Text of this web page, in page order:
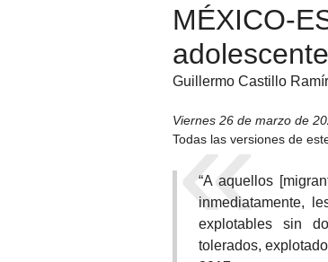
MÉXICO-
Guillermo Castillo
Viernes 26 de marzo de
Todas las versiones de
“A aquellos
inmediatamente,
explotables sin
tolerados,